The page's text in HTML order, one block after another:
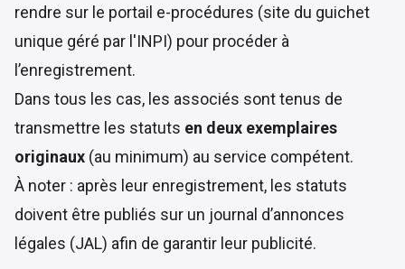
rendre sur le portail e-procédures (site du guichet
unique géré par l'INPI) pour procéder à
l’enregistrement.
Dans tous les cas, les associés sont tenus de
transmettre les statuts en deux exemplaires
originaux (au minimum) au service compétent.
À noter : après leur enregistrement, les statuts
doivent être publiés sur un journal d’annonces
légales (JAL) afin de garantir leur publicité.